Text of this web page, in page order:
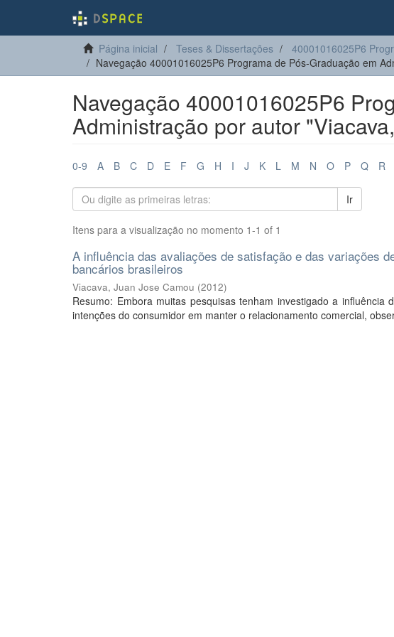
Página inicial Teses & Dissertações
40001016025P6
Navegação 40001016025P6 Programa de Pós-Graduação em
Navegação 40001016025P6
Administração por autor
0-9 A B C D E F G H I J K L M N O P Q R
Ir
Itens para a visualização no momento 1-1 of 1
A influência das avaliações de satisfação e das variações
bancários brasileiros
Viacava, Juan Jose Camou (2012)
Resumo: Embora muitas pesquisas tenham investigado a
intenções do consumidor em manter o relacionamento comercial,